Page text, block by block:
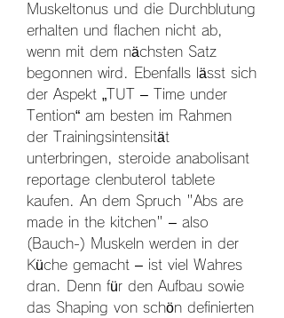
Muskeltonus und die Durchblutung
erhalten und flachen nicht ab,
wenn mit dem nächsten Satz
begonnen wird. Ebenfalls lässt sich
der Aspekt „TUT – Time under
Tention“ am besten im Rahmen
der Trainingsintensität
unterbringen, steroide anabolisant
reportage clenbuterol tablete
kaufen. An dem Spruch "Abs are
made in the kitchen" – also
(Bauch-) Muskeln werden in der
Küche gemacht – ist viel Wahres
dran. Denn für den Aufbau sowie
das Shaping von schön definierten